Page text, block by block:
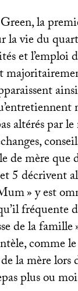
la
la vie du
et l’emploi
altérés par
de mère que
5 décrivent
» y est
fréquente
de la famille
comme
de la mère
plus ou